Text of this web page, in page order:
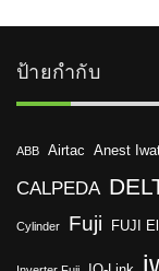
ป้ายกำกับ
ABB Airtac Anest
CALPEDA
Cylinder Fuji FUJI